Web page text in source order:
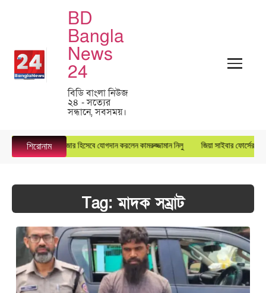
BD
Bangla
News
24
বিডি বাংলা নিউজ
২৪ - সত্যের
সন্ধানে, সবসময়।
শিরোনাম
গ্রুপে জেনারেল ম্যানেজার হিসেবে যোগদান করলেন কামরুজ্জামান নিলু জিয়া সাইবার ফোর্সের
Tag:মাদক সম্রাট